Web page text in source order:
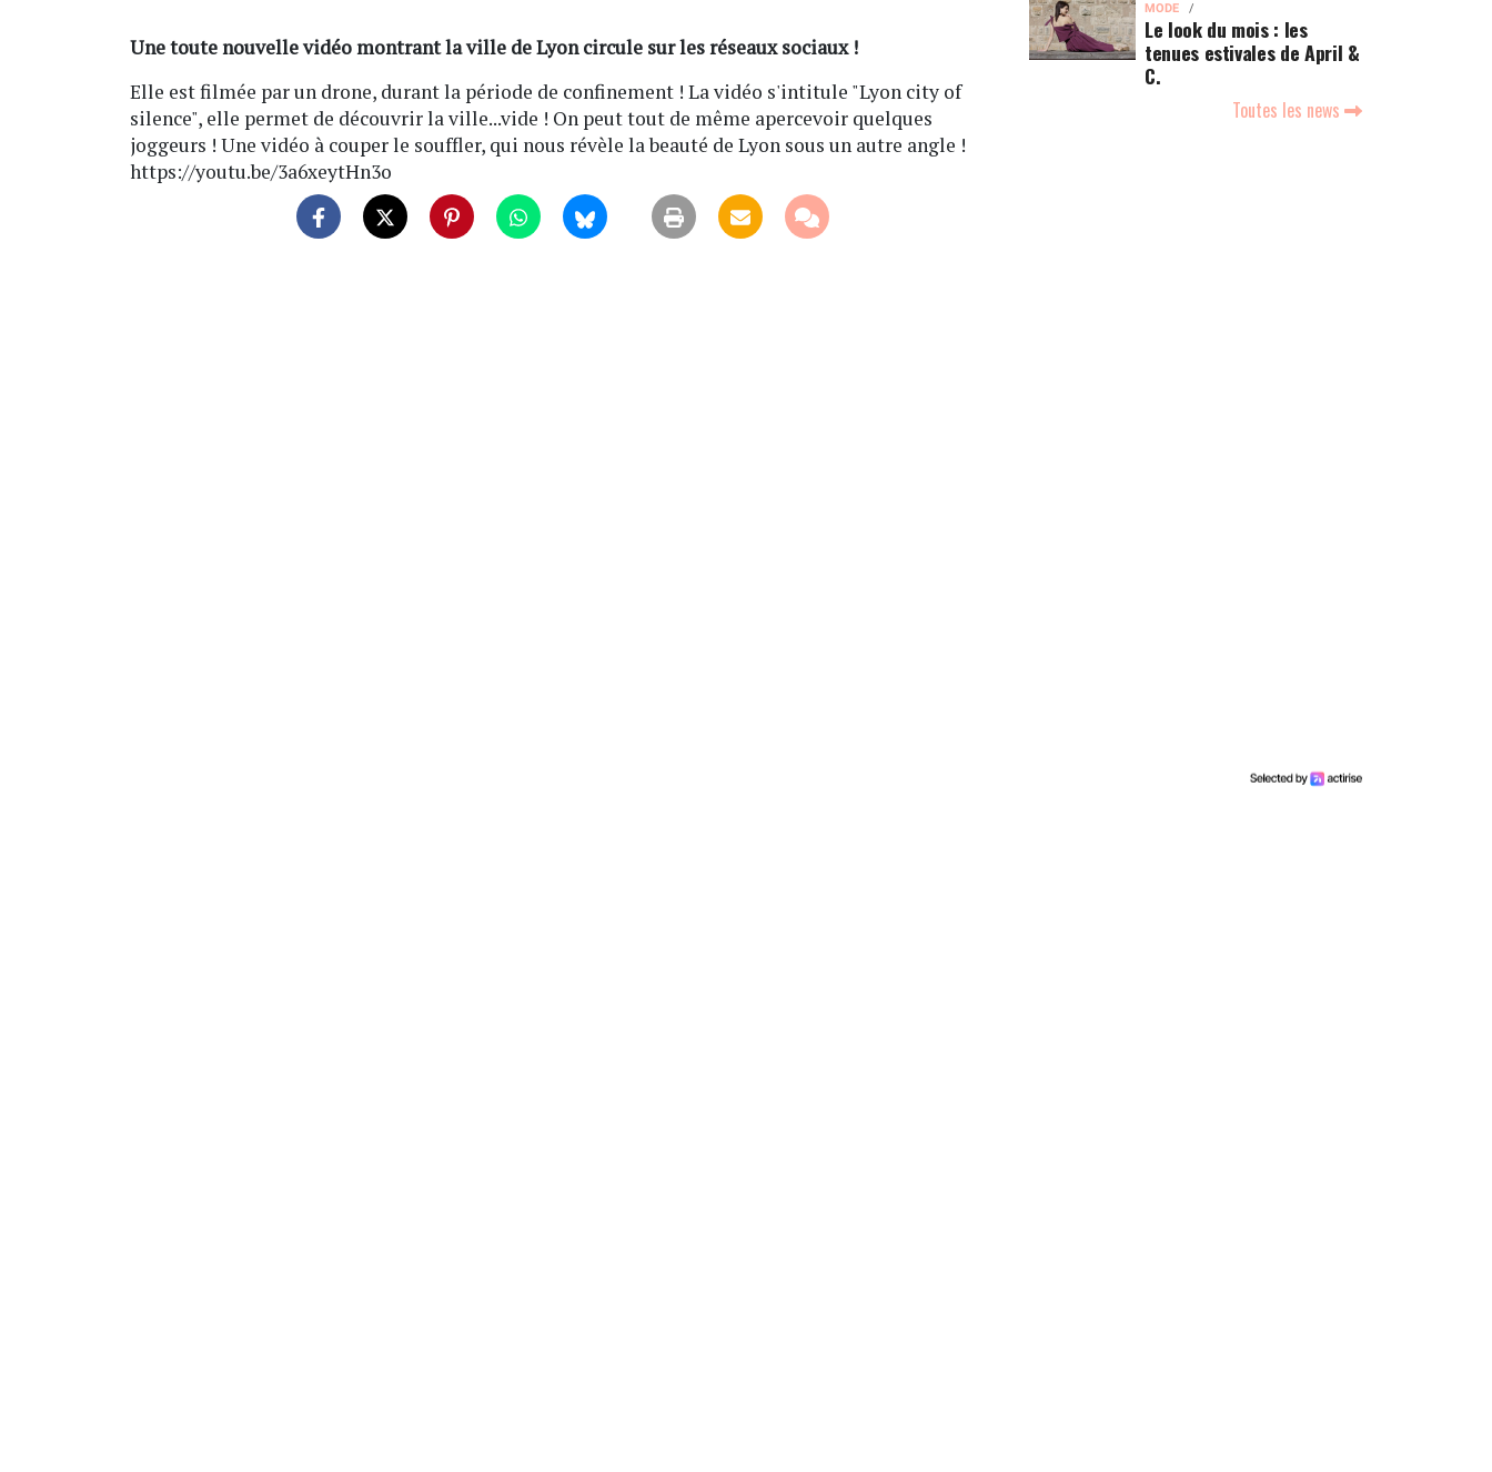
Une toute nouvelle vidéo montrant la ville de Lyon circule sur les réseaux sociaux !
Elle est filmée par un drone, durant la période de confinement ! La vidéo s'intitule "Lyon city of
silence", elle permet de découvrir la ville...vide ! On peut tout de même apercevoir quelques
joggeurs ! Une vidéo à couper le souffler, qui nous révèle la beauté de Lyon sous un autre angle !
https://youtu.be/3a6xeytHn3o
MODE
Le look du mois : les
tenues estivales de April &
C.
Toutes les news